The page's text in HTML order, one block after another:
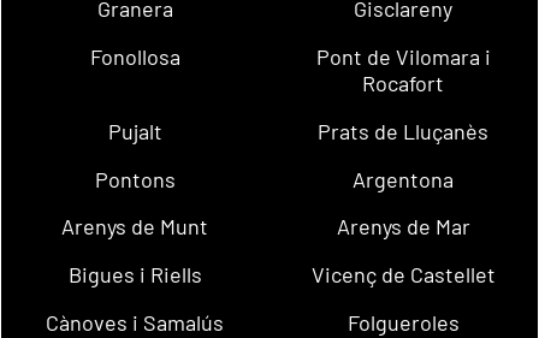
Granera
Gisclareny
Fonollosa
Pont de Vilomara i
Rocafort
Pujalt
Prats de Lluçanès
Pontons
Argentona
Arenys de Munt
Arenys de Mar
Bigues i Riells
Vicenç de Castellet
Cànoves i Samalús
Folgueroles